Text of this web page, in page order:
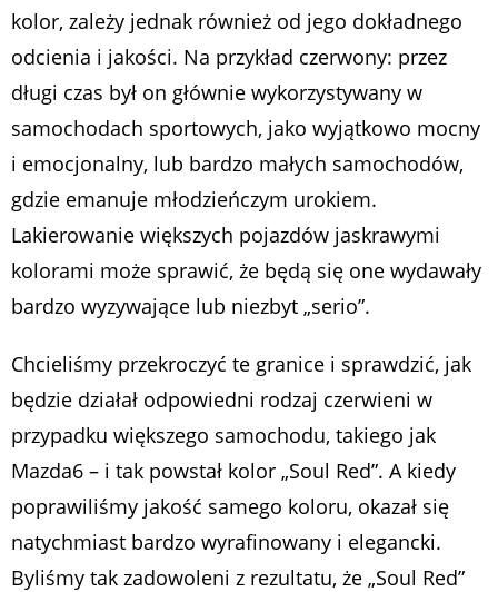
kolor, zależy jednak również od jego dokładnego
odcienia i jakości. Na przykład czerwony: przez
długi czas był on głównie wykorzystywany w
samochodach sportowych, jako wyjątkowo mocny
i emocjonalny, lub bardzo małych samochodów,
gdzie emanuje młodzieńczym urokiem.
Lakierowanie większych pojazdów jaskrawymi
kolorami może sprawić, że będą się one wydawały
bardzo wyzywające lub niezbyt „serio”.
Chcieliśmy przekroczyć te granice i sprawdzić, jak
będzie działał odpowiedni rodzaj czerwieni w
przypadku większego samochodu, takiego jak
Mazda6 – i tak powstał kolor „Soul Red”. A kiedy
poprawiliśmy jakość samego koloru, okazał się
natychmiast bardzo wyrafinowany i elegancki.
Byliśmy tak zadowoleni z rezultatu, że „Soul Red”